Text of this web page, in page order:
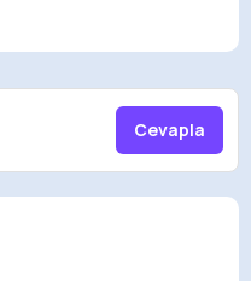
Cevapla